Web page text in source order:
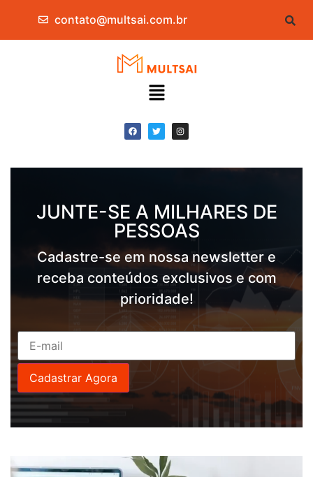
contato@multsai.com.br
JUNTE-SE A MILHARES DE
PESSOAS
Cadastre-se em nossa newsletter e
receba conteúdos exclusivos e com
prioridade!